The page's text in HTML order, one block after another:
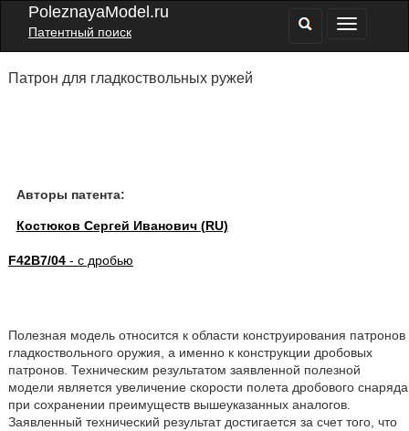
PoleznayaModel.ru
Патентный поиск
Патрон для гладкоствольных ружей
Авторы патента:
Костюков Сергей Иванович (RU)
F42B7/04- с дробью
Полезная модель относится к области конструирования патронов
гладкоствольного оружия, а именно к конструкции дробовых
патронов. Техническим результатом заявленной полезной
модели является увеличение скорости полета дробового снаряда
при сохранении преимуществ вышеуказанных аналогов.
Заявленный технический результат достигается за счет того, что